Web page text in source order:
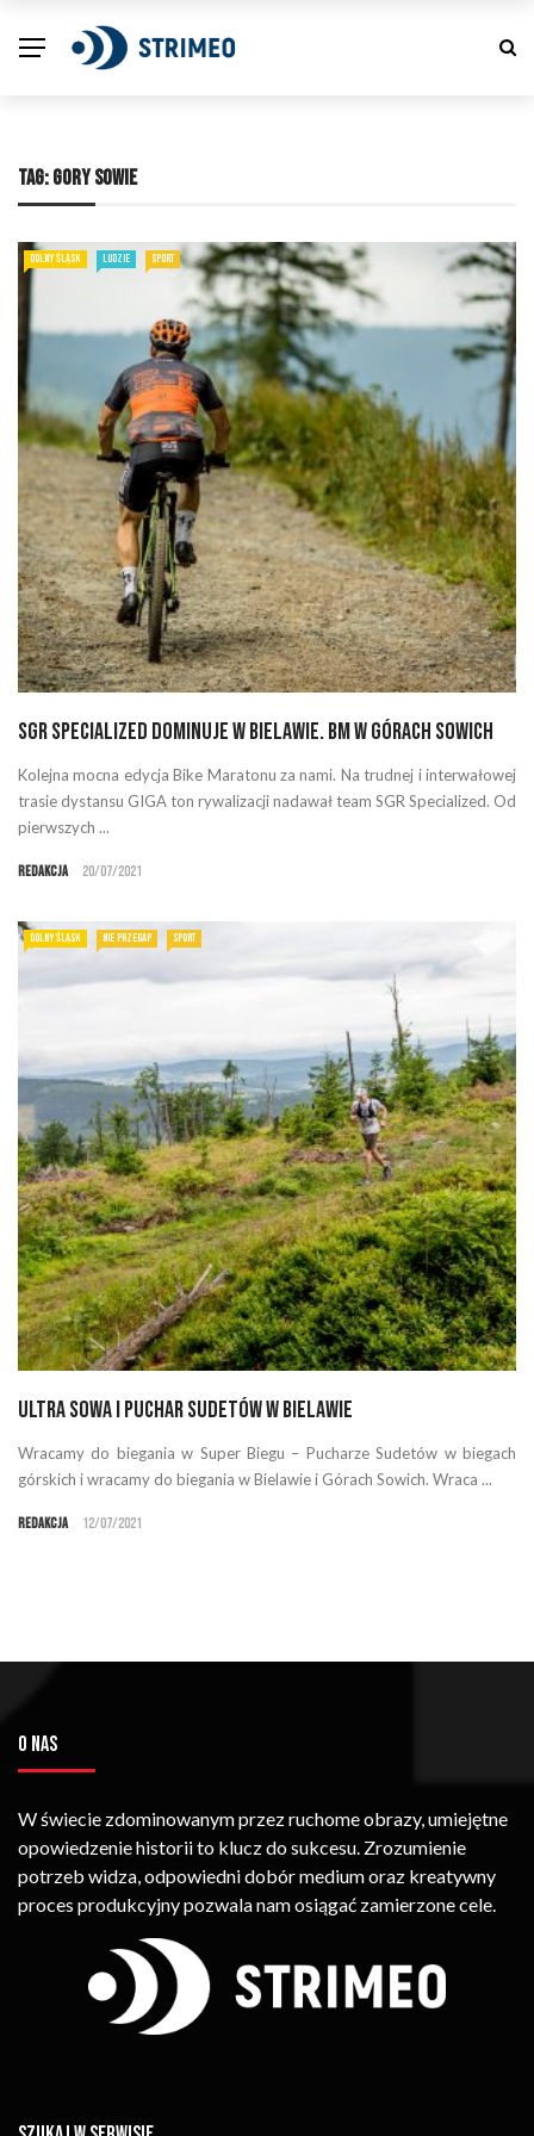
TAG:GORY SOWIE
DOLNY ŚLĄSK LUDZIE SPORT
SGR Specialized dominuje w Bielawie. BM w Górach Sowich
Kolejna mocna edycja Bike Maratonu za nami. Na trudnej i interwałowej
trasie dystansu GIGA ton rywalizacji nadawał team SGR Specialized. Od
pierwszych ...
Redakcja 20/07/2021
DOLNY ŚLĄSK NIE PRZEGAP SPORT
Ultra Sowa i Puchar Sudetów w Bielawie
Wracamy do biegania w Super Biegu – Pucharze Sudetów w biegach
górskich i wracamy do biegania w Bielawie i Górach Sowich. Wraca ...
Redakcja 12/07/2021
O NAS
W świecie zdominowanym przez ruchome obrazy, umiejętne
opowiedzenie historii to klucz do sukcesu. Zrozumienie
potrzeb widza, odpowiedni dobór medium oraz kreatywny
proces produkcyjny pozwala nam osiągać zamierzone cele.